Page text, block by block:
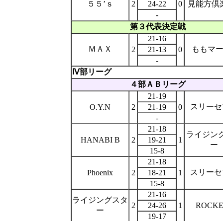
５５’ｓ 2
0
見能方倶
24-22
-
第３代表決定戦
ＭＡＸ 2
21-16
0
ももマ
21-13
-
Ⅳ部リーグ
４部ＡＢリーグ
O.Y.N 2
21-19
0
スリー
21-19
-
HANABI B 2
21-18
1
ライジン
ー
19-21
15-8
Phoenix 2
21-18
1
スリー
18-21
15-8
ライジングスタ
ー
2
21-16
1
24-26
19-17